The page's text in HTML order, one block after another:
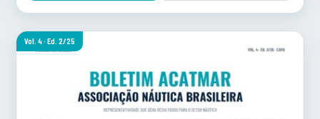
Vol. 4 · Ed. 2/25